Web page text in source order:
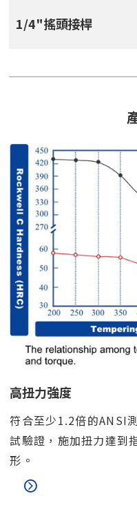
1/4"搖頭接桿
高扭力強度
符合至少1.2倍的ANSI
試驗證，施加扭力達到
形。